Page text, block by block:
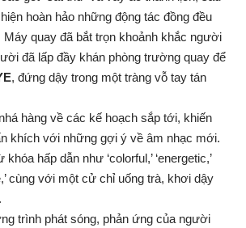
hoàn hảo những động tác đồng đều
quay đã bắt trọn khoảnh khắc người
đã lấp đầy khán phòng trường quay để
, đứng dậy trong một tràng vỗ tay tán
hàng về các kế hoạch sắp tới, khiến
khích với những gợi ý về âm nhạc mới.
hấp dẫn như ‘colorful,’ ‘energetic,’
cùng với một cử chỉ uống trà, khơi dậy
trình phát sóng, phản ứng của người